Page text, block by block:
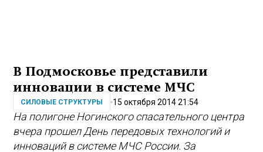
В Подмосковье представили
инновации в системе МЧС
СИЛОВЫЕ СТРУКТУРЫ 15 октября 2014 21:54
На полигоне Ногинского спасательного центра
вчера прошел День передовых технологий и
инноваций в системе МЧС России. За